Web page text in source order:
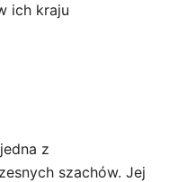
ich kraju
z
szachów. Jej